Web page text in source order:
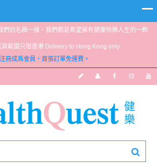
們的名稱一樣，我們都是希望擁有健康快樂人生的一群
貨範圍只限香港 Delivery to Hong Kong only
注冊成爲會員，首張訂單免運費。